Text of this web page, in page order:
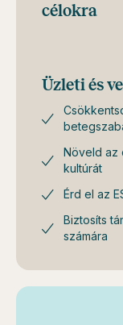
célokra
Üzleti és
Növeld az
kultúrát
Érd el az
Biztosíts
számára